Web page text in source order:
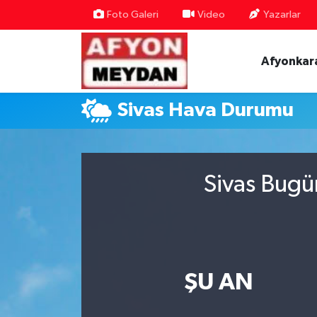
Foto Galeri Video Yazarlar
Sivas Hava Durumu
Sivas
ŞU AN
Nöbetçi Eczaneler
Hava Durumu
Trafik Durumu
Haber Arşivi